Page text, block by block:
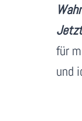
J
für
und